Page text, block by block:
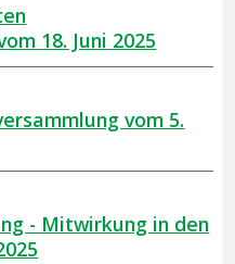
18. Juni 2025
vom 5.
- Mitwirkung in den